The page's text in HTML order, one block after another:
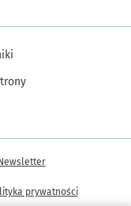
prywatności